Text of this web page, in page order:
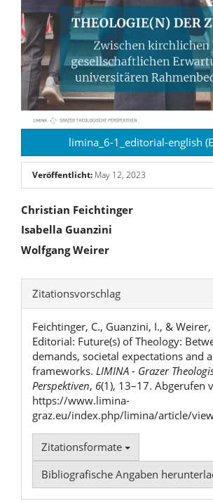
limina_6-1_editorial-english
Veröffentlicht: May 12, 2023
Hauptsächlicher
Artikelinhalt
Christian Feichtinger
Isabella Guanzini
Wolfgang Weirer
Artikel-
Details
Zitationsvorschlag
Feichtinger, C., Guanzini, I., &
Editorial: Future(s) of Theology:
demands, societal expectations and
frameworks. LIMINA - Grazer
Perspektiven, 6(1), 13–17. Abgerufen
https://www.limina-
graz.eu/index.php/limina/article/
Zitationsformate
Bibliografische Angaben